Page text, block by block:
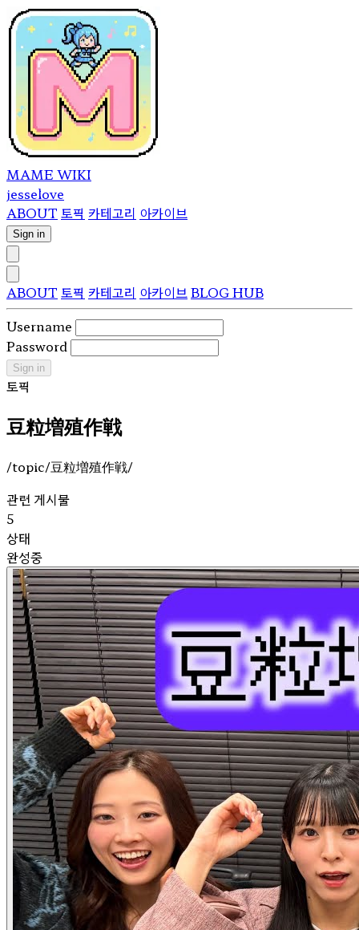
MAME WIKI
jesselove
ABOUT 토픽 카테고리 아카이브
Sign in
ABOUT 토픽 카테고리 아카이브BLOG HUB
Username
Password
Sign in
토픽
豆粒増殖作戦
/topic/豆粒増殖作戦/
관련 게시물
5
상태
완성중